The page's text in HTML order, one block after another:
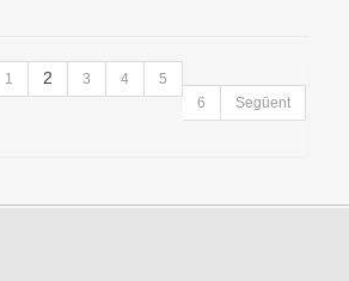
1 2 3 4
5
6
Següent